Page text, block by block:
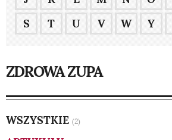
S
T U V W Y
ZDROWA ZUPA
WSZYSTKIE (2)